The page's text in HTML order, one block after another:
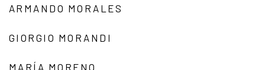
ARMANDO MORALES
GIORGIO MORANDI
MARÍA MORENO